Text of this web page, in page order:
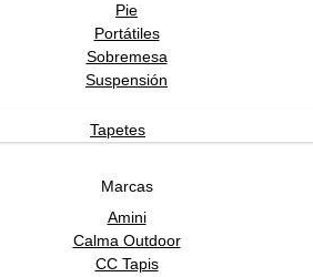
Pie
Portátiles
Sobremesa
Suspensión
Tapetes
Marcas
Amini
Calma Outdoor
CC Tapis